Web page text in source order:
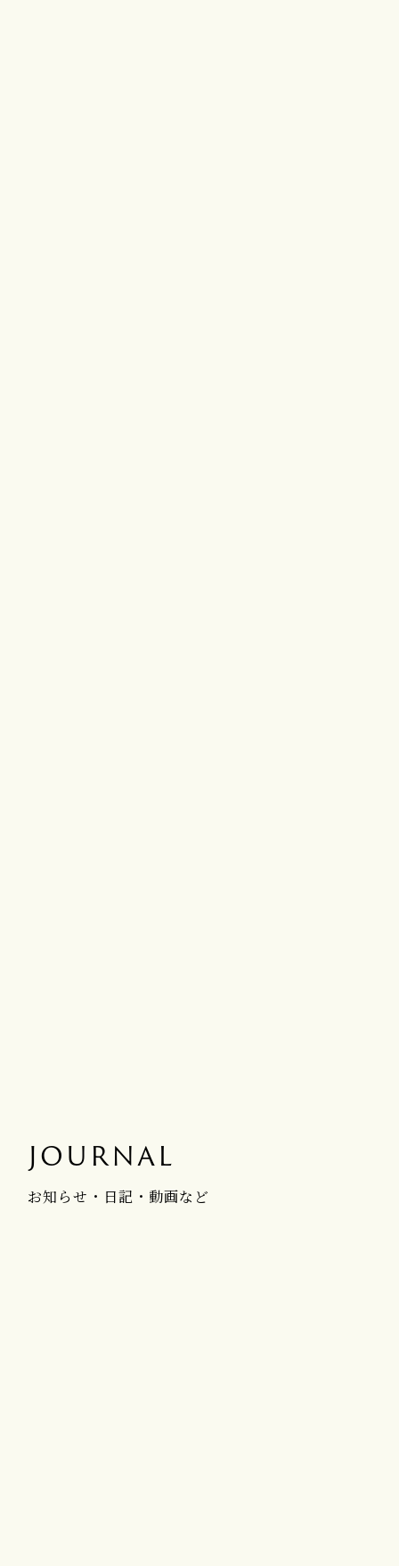
JOURNAL
お知らせ・日記・動画など